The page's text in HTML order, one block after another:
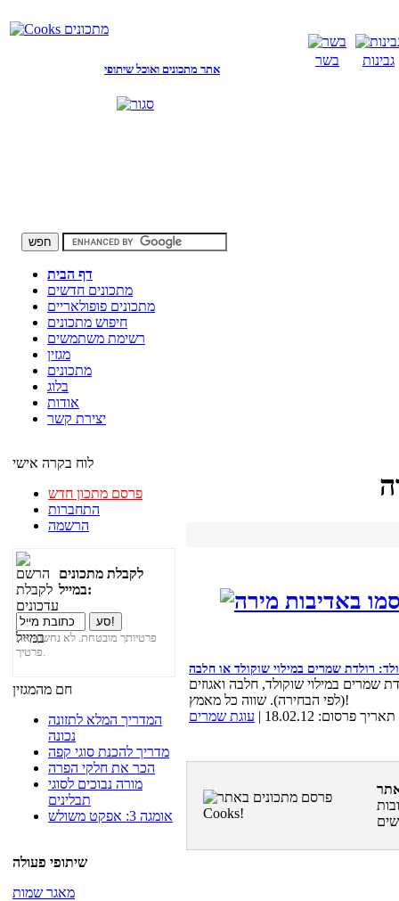
אתר מתכונים ואוכל שיתופי
בשר גבינות
דף הבית
מתכונים חדשים
מתכונים פופולאריים
חיפוש מתכונים
רשימת משתמשים
מגזין
מתכונים
בלוג
אודות
יצירת קשר
לוח בקרה אישי
פרסם מתכון חדש
התחברות
הרשמה
לקבלת מתכונים
במייל:
פרטיותך מובטחת. לא נחשוף את
פרטיך.
חם מהמגזין
המדריך המלא לתזונה
נכונה
מדריך להכנת סוגי קפה
הכר את חלקי הפרה
מורה נבוכים לסוגי
תבלינים
אומגה 3: אפקט משולש
שיתופי פעולה
מאגר שמות
רולדת שמרים במילוי שוקולד או חלבה
שמרים במילוי שוקולד, חלבה ואגוזים
(לפי הבחירה). שווה כל מאמץ!
תאריך פרסום: 18.02.12 |
עוגת שמרים